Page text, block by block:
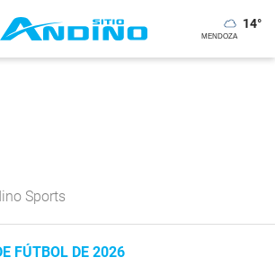
14°
Sports
FÚTBOL DE 2026